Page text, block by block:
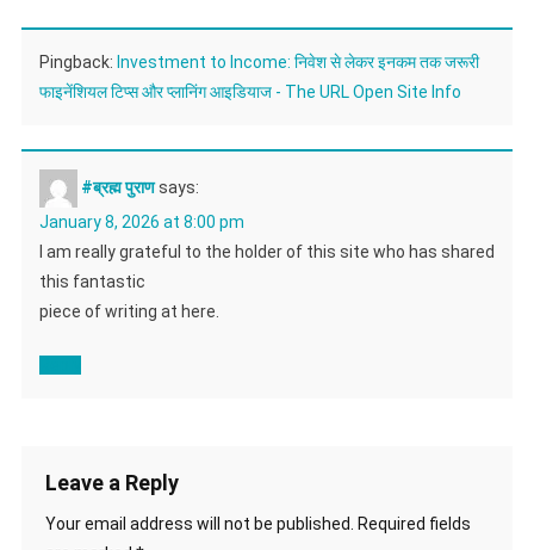
Pingback: Investment to Income: निवेश से लेकर इनकम तक जरूरी
फाइनेंशियल टिप्स और प्लानिंग आइडियाज - The URL Open Site Info
#ब्रह्म पुराणsays:
January 8, 2026 at 8:00 pm
I am really grateful to the holder of this site who has shared
this fantastic
piece of writing at here.
Leave a Reply
Your email address will not be published. Required fields